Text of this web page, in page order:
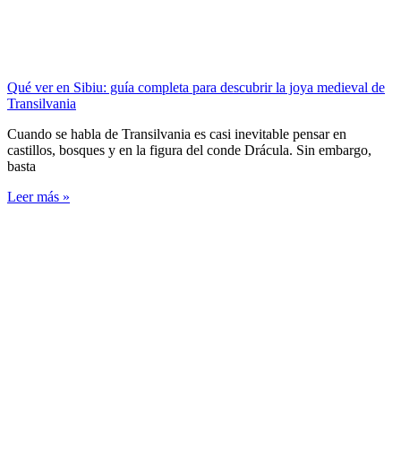
Qué ver en Sibiu: guía completa para descubrir la joya medieval de
Transilvania
Cuando se habla de Transilvania es casi inevitable pensar en
castillos, bosques y en la figura del conde Drácula. Sin embargo,
basta
Leer más »